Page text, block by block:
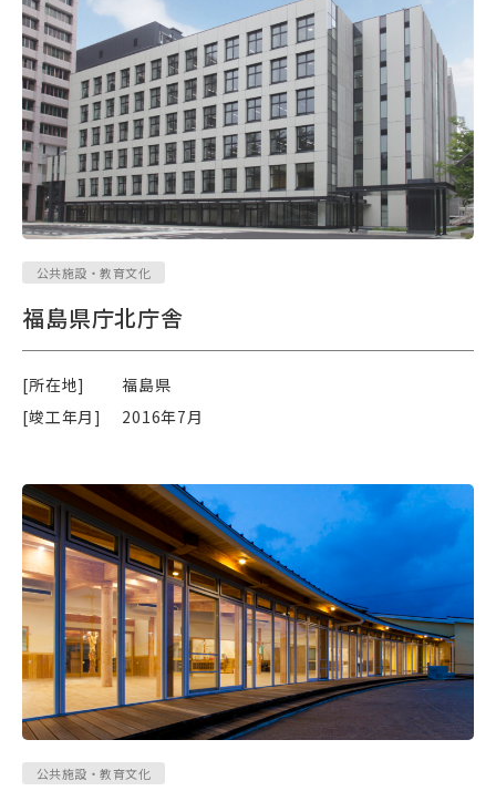
公共施設・教育文化
福島県庁北庁舎
[所在地]
福島県
[竣工年月]
2016年7月
公共施設・教育文化